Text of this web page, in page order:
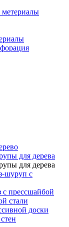
для дерева
для дерева
шуруп с
с прессшайбой
стали
доски